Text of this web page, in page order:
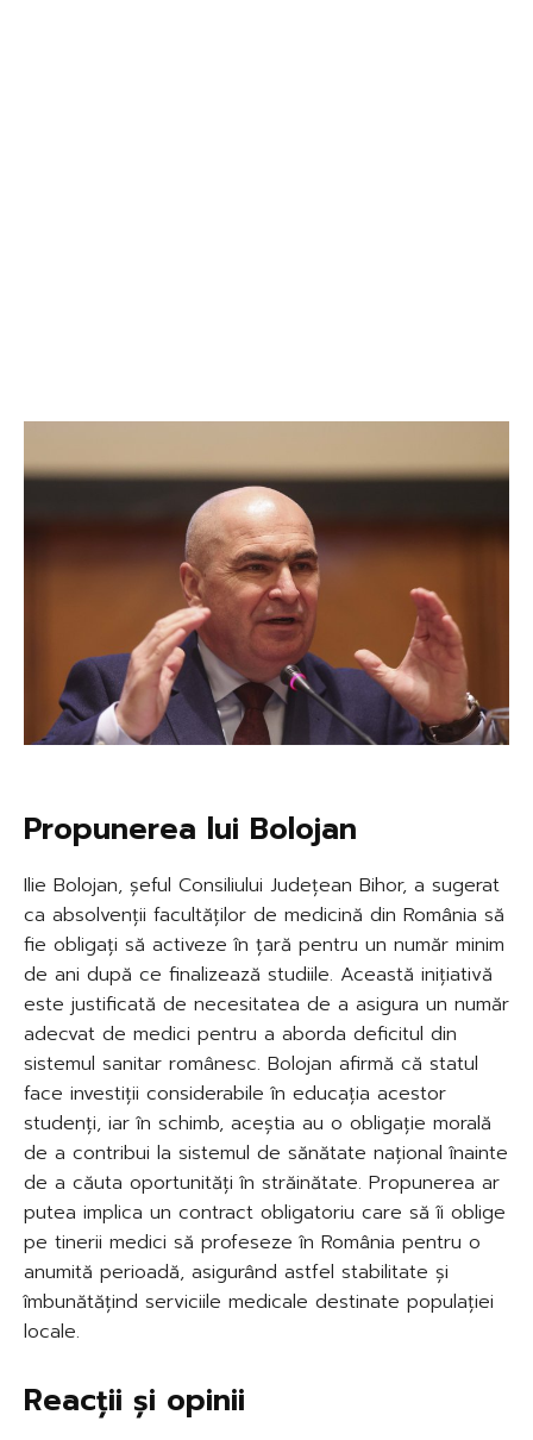
Propunerea lui Bolojan
Ilie Bolojan, șeful Consiliului Județean Bihor, a sugerat
ca absolvenții facultăților de medicină din România să
fie obligați să activeze în țară pentru un număr minim
de ani după ce finalizează studiile. Această inițiativă
este justificată de necesitatea de a asigura un număr
adecvat de medici pentru a aborda deficitul din
sistemul sanitar românesc. Bolojan afirmă că statul
face investiții considerabile în educația acestor
studenți, iar în schimb, aceștia au o obligație morală
de a contribui la sistemul de sănătate național înainte
de a căuta oportunități în străinătate. Propunerea ar
putea implica un contract obligatoriu care să îi oblige
pe tinerii medici să profeseze în România pentru o
anumită perioadă, asigurând astfel stabilitate și
îmbunătățind serviciile medicale destinate populației
locale.
Reacții și opinii